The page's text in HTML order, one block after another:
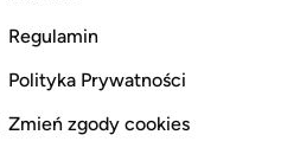
Regulamin
Polityka Prywatności
Zmień zgody cookies